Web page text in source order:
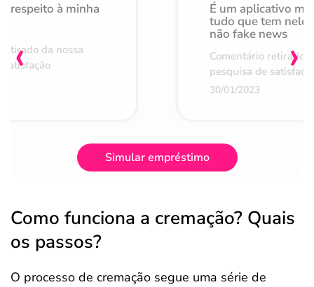
respeito à minha
da nossa
É um aplicativo
tudo que tem nele
não fake news
Comentário retirado
pesquisa de
30/01/2023
‹ ›
Simular empréstimo
Como funciona a cremação? Quais
os passos?
O processo de cremação segue uma série de